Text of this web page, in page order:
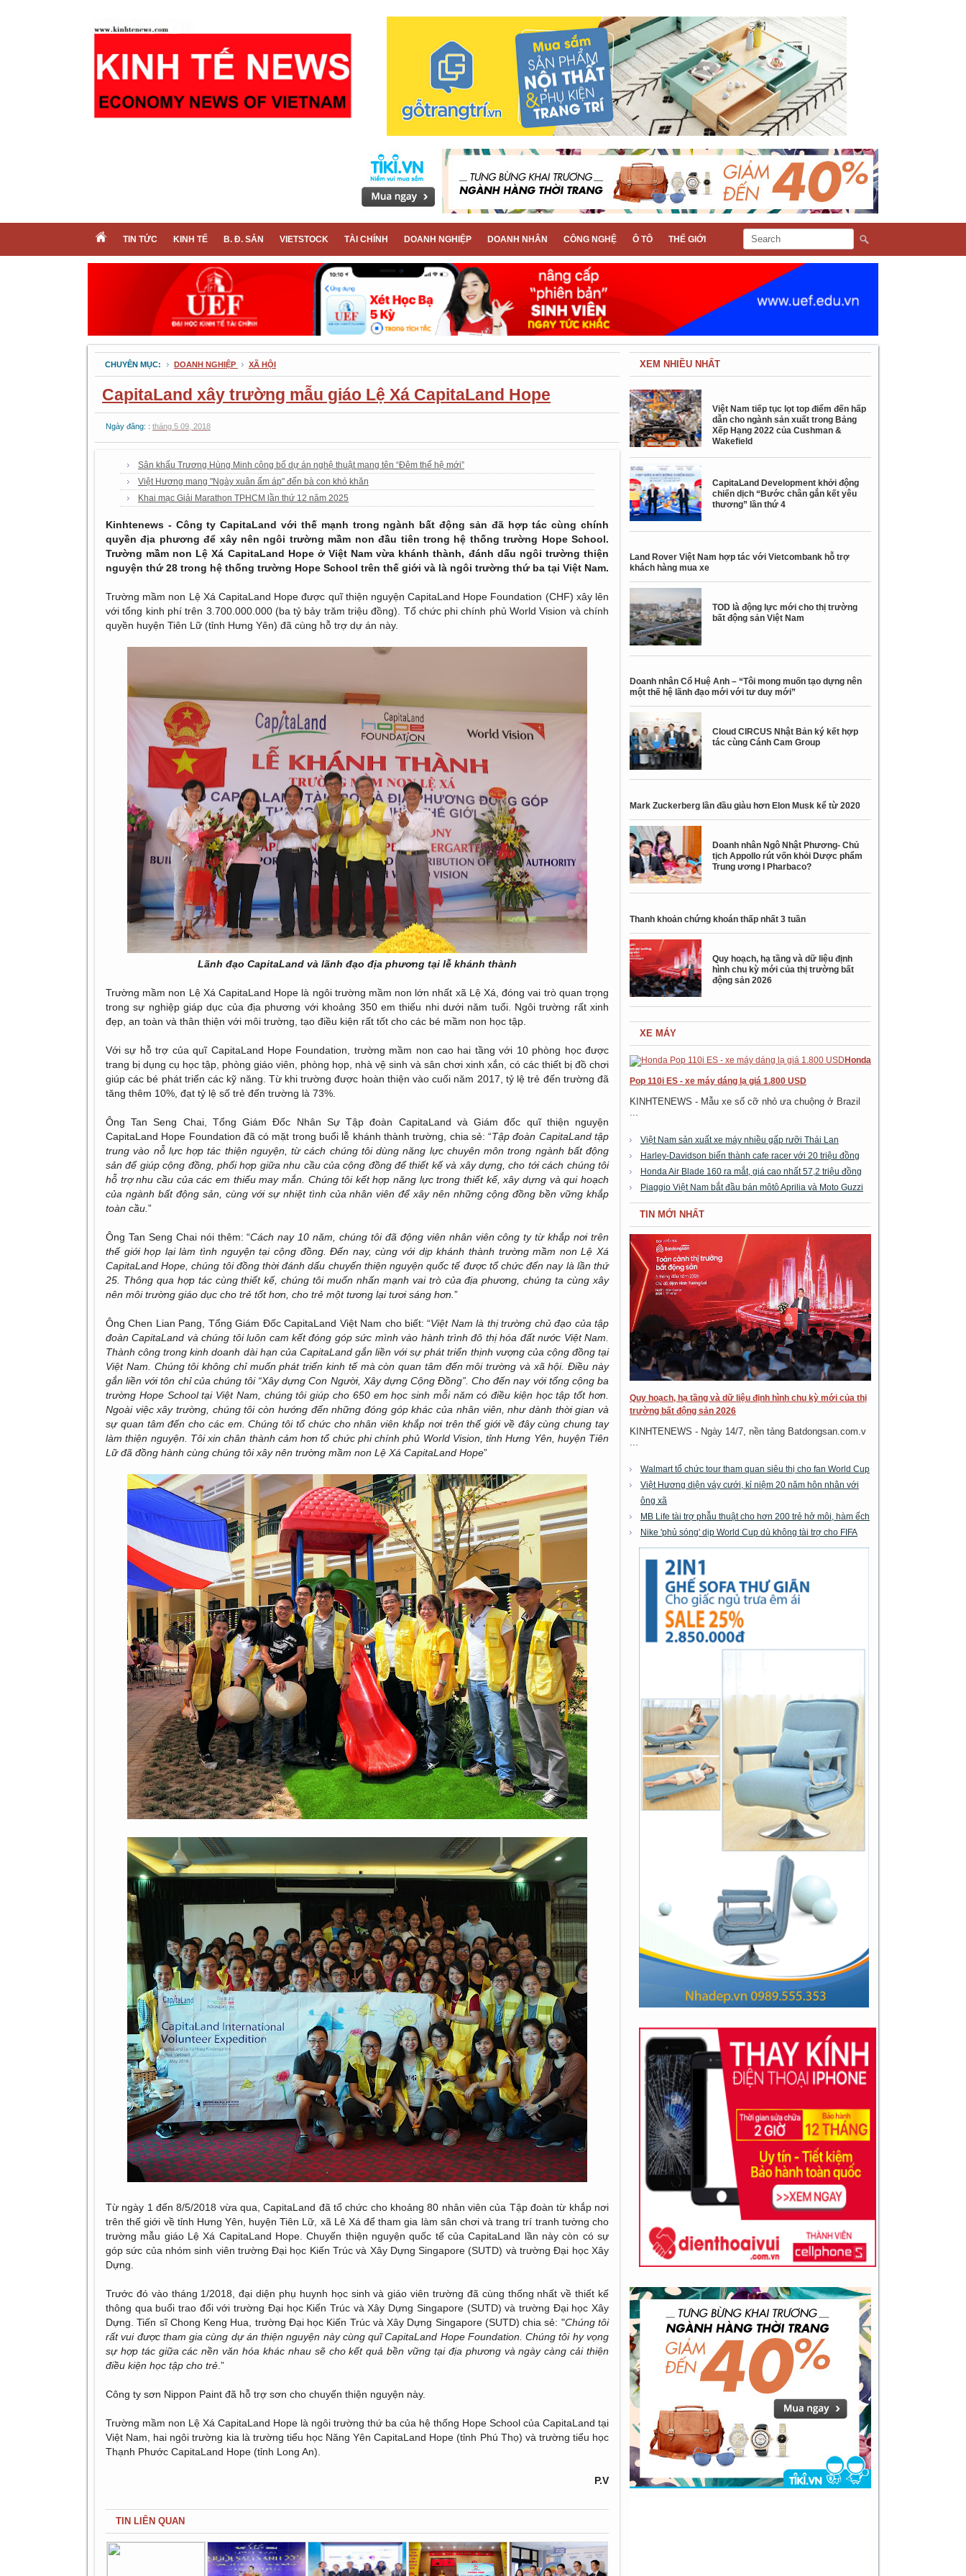
TIN TỨC KINH TẾ B. Đ. SẢN VIETSTOCK TÀI CHÍNH DOANH NGHIỆP DOANH NHÂN CÔNG NGHỆ Ô TÔ THẾ GIỚI
CHUYÊN MỤC: DOANH NGHIỆP XÃ HỘI
CapitaLand xây trường mẫu giáo Lệ Xá CapitaLand Hope
Ngày đăng: : tháng 5 09, 2018
Sân khấu Trương Hùng Minh công bố dự án nghệ thuật mang tên “Đêm thế hệ mới”
Việt Hương mang "Ngày xuân ấm áp" đến bà con khó khăn
Khai mạc Giải Marathon TPHCM lần thứ 12 năm 2025
Kinhtenews - Công ty CapitaLand với thế mạnh trong ngành bất động sản đã hợp tác cùng chính
quyền địa phương để xây nên ngôi trường mầm non đầu tiên trong hệ thống trường Hope School.
Trường mầm non Lệ Xá CapitaLand Hope ở Việt Nam vừa khánh thành, đánh dấu ngôi trường thiện
nguyện thứ 28 trong hệ thống trường Hope School trên thế giới và là ngôi trường thứ ba tại Việt Nam.
Trường mầm non Lệ Xá CapitaLand Hope được quĩ thiện nguyện CapitaLand Hope Foundation (CHF) xây lên
với tổng kinh phí trên 3.700.000.000 (ba tỷ bảy trăm triệu đồng). Tổ chức phi chính phủ World Vision và chính
quyền huyện Tiên Lữ (tỉnh Hưng Yên) đã cùng hỗ trợ dự án này.
Lãnh đạo CapitaLand và lãnh đạo địa phương tại lễ khánh thành
Trường mầm non Lệ Xá CapitaLand Hope là ngôi trường mầm non lớn nhất xã Lệ Xá, đóng vai trò quan trọng
trong sự nghiệp giáp dục của địa phương với khoảng 350 em thiếu nhi dưới năm tuổi. Ngôi trường rất xinh
đẹp, an toàn và thân thiện với môi trường, tạo điều kiện rất tốt cho các bé mầm non học tập.
Với sự hỗ trợ của quĩ CapitaLand Hope Foundation, trường mầm non cao hai tầng với 10 phòng học được
trang bị dụng cụ học tập, phòng giáo viên, phòng họp, nhà vệ sinh và sân chơi xinh xắn, có các thiết bị đồ chơi
giúp các bé phát triển các kỹ năng. Từ khi trường được hoàn thiện vào cuối năm 2017, tỷ lệ trẻ đến trường đã
tăng thêm 10%, đạt tỷ lệ số trẻ đến trường là 73%.
Ông Tan Seng Chai, Tổng Giám Đốc Nhân Sự Tập đoàn CapitaLand và Giám đốc quĩ thiện nguyện
CapitaLand Hope Foundation đã có mặt trong buổi lễ khánh thành trường, chia sẻ: “Tập đoàn CapitaLand tập
trung vào nỗ lực hợp tác thiện nguyện, từ cách chúng tôi dùng năng lực chuyên môn trong ngành bất động
sản để giúp cộng đồng, phối hợp giữa nhu cầu của cộng đồng để thiết kế và xây dựng, cho tới cách chúng tôi
hỗ trợ nhu cầu của các em thiếu may mắn. Chúng tôi kết hợp năng lực trong thiết kế, xây dựng và qui hoạch
của ngành bất động sản, cùng với sự nhiệt tình của nhân viên để xây nên những cộng đồng bền vững khắp
toàn cầu. ”
Ông Tan Seng Chai nói thêm: “Cách nay 10 năm, chúng tôi đã động viên nhân viên công ty từ khắp nơi trên
thế giới họp lại làm tình nguyện tại cộng đồng. Đến nay, cùng với dịp khánh thành trường mầm non Lệ Xá
CapitaLand Hope, chúng tôi đồng thời đánh dấu chuyến thiện nguyện quốc tế được tổ chức đến nay là lần thứ
25. Thông qua hợp tác cùng thiết kế, chúng tôi muốn nhấn mạnh vai trò của địa phương, chúng ta cùng xây
nên môi trường giáo dục cho trẻ tốt hơn, cho trẻ một tương lại tươi sáng hơn. ”
Ông Chen Lian Pang, Tổng Giám Đốc CapitaLand Việt Nam cho biết: “Việt Nam là thị trường chủ đạo của tập
đoàn CapitaLand và chúng tôi luôn cam kết đóng góp sức mình vào hành trình đô thị hóa đất nước Việt Nam.
Thành công trong kinh doanh dài hạn của CapitaLand gắn liền với sự phát triển thịnh vượng của cộng đồng tại
Việt Nam. Chúng tôi không chỉ muốn phát triển kinh tế mà còn quan tâm đến môi trường và xã hội. Điều này
gắn liền với tôn chỉ của chúng tôi “Xây dựng Con Người, Xây dựng Cộng Đồng”. Cho đến nay với tổng cộng ba
trường Hope School tại Việt Nam, chúng tôi giúp cho 650 em học sinh mỗi năm có điều kiện học tập tốt hơn.
Ngoài việc xây trường, chúng tôi còn hướng đến những đóng góp khác của nhân viên, như dành thời gian và
sự quan tâm đến cho các em. Chúng tôi tổ chức cho nhân viên khắp nơi trên thế giới về đây cùng chung tay
làm thiện nguyện. Tôi xin chân thành cảm hơn tổ chức phi chính phủ World Vision, tỉnh Hưng Yên, huyện Tiên
Lữ đã đồng hành cùng chúng tôi xây nên trường mầm non Lệ Xá CapitaLand Hope”
Từ ngày 1 đến 8/5/2018 vừa qua, CapitaLand đã tổ chức cho khoảng 80 nhân viên của Tập đoàn từ khắp nơi
trên thế giới về tỉnh Hưng Yên, huyện Tiên Lữ, xã Lê Xá để tham gia làm sân chơi và trang trí tranh tường cho
trường mẫu giáo Lệ Xá CapitaLand Hope. Chuyến thiện nguyện quốc tế của CapitaLand lần này còn có sự
góp sức của nhóm sinh viên trường Đại học Kiến Trúc và Xây Dựng Singapore (SUTD) và trường Đại học Xây
Dựng.
Trước đó vào tháng 1/2018, đại diện phụ huynh học sinh và giáo viên trường đã cùng thống nhất về thiết kế
thông qua buổi trao đổi với trường Đại học Kiến Trúc và Xây Dựng Singapore (SUTD) và trường Đại học Xây
Dựng. Tiến sĩ Chong Keng Hua, trường Đại học Kiến Trúc và Xây Dựng Singapore (SUTD) chia sẻ: "Chúng tôi
rất vui được tham gia cùng dự án thiện nguyện này cùng quĩ CapitaLand Hope Foundation. Chúng tôi hy vọng
sự hợp tác giữa các nền văn hóa khác nhau sẽ cho kết quả bền vững tại địa phương và ngày càng cải thiện
điều kiện học tập cho trẻ .”
Công ty sơn Nippon Paint đã hỗ trợ sơn cho chuyến thiện nguyện này.
Trường mầm non Lệ Xá CapitaLand Hope là ngôi trường thứ ba của hệ thống Hope School của CapitaLand tại
Việt Nam, hai ngôi trường kia là trường tiểu học Năng Yên CapitaLand Hope (tỉnh Phú Thọ) và trường tiểu học
Thạnh Phước CapitaLand Hope (tỉnh Long An).
P.V
TIN LIÊN QUAN
XEM NHIỀU NHẤT
Việt Nam tiếp tục lọt top điểm đến hấp
dẫn cho ngành sản xuất trong Bảng
Xếp Hạng 2022 của Cushman &
Wakefield
CapitaLand Development khởi động
chiến dịch “Bước chân gắn kết yêu
thương” lần thứ 4
Land Rover Việt Nam hợp tác với Vietcombank hỗ trợ
khách hàng mua xe
TOD là động lực mới cho thị trường
bất động sản Việt Nam
Doanh nhân Cổ Huệ Anh – “Tôi mong muốn tạo dựng nên
một thế hệ lãnh đạo mới với tư duy mới”
Cloud CIRCUS Nhật Bản ký kết hợp
tác cùng Cánh Cam Group
Mark Zuckerberg lần đầu giàu hơn Elon Musk kể từ 2020
Doanh nhân Ngô Nhật Phương- Chủ
tịch Appollo rút vốn khỏi Dược phẩm
Trung ương I Pharbaco?
Thanh khoản chứng khoán thấp nhất 3 tuần
Quy hoạch, hạ tầng và dữ liệu định
hình chu kỳ mới của thị trường bất
động sản 2026
XE MÁY
Honda
Pop 110i ES - xe máy dáng lạ giá 1.800 USD
KINHTENEWS - Mẫu xe số cỡ nhỏ ưa chuộng ở Brazil
...
Việt Nam sản xuất xe máy nhiều gấp rưỡi Thái Lan
Harley-Davidson biến thành cafe racer với 20 triệu đồng
Honda Air Blade 160 ra mắt, giá cao nhất 57,2 triệu đồng
Piaggio Việt Nam bắt đầu bán môtô Aprilia và Moto Guzzi
TIN MỚI NHẤT
Quy hoạch, hạ tầng và dữ liệu định hình chu kỳ mới của thị
trường bất động sản 2026
KINHTENEWS - Ngày 14/7, nền tảng Batdongsan.com.v
Walmart tổ chức tour tham quan siêu thị cho fan World Cup
Việt Hương diện váy cưới, kỉ niệm 20 năm hôn nhân với
ông xã
MB Life tài trợ phẫu thuật cho hơn 200 trẻ hở môi, hàm ếch
Nike 'phủ sóng' dịp World Cup dù không tài trợ cho FIFA